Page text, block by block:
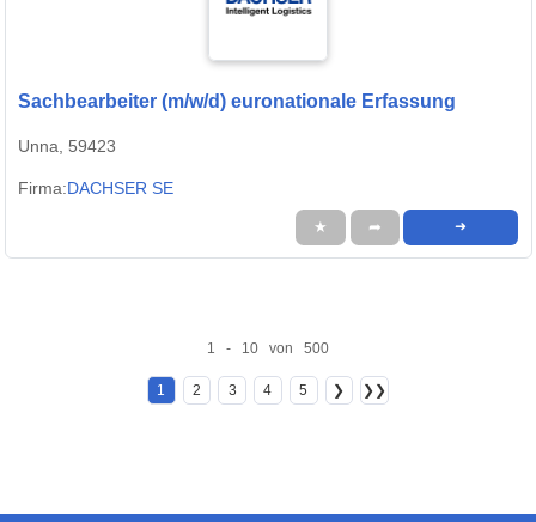
Sachbearbeiter (m/w/d) euronationale Erfassung
Unna, 59423
Firma:DACHSER SE
★ ➦ ➜
1 - 10 von 500
1 2 3 4 5 ❯ ❯❯